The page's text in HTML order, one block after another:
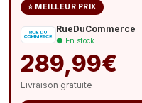
⭐ MEILLEUR PRIX
RueDuCommerce
● En stock
289,99€
Livraison gratuite